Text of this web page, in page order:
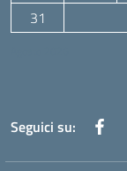
31
Seguici su: